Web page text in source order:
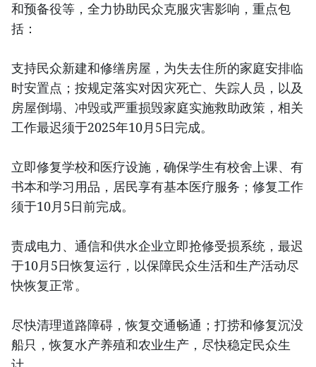
和预备役等，全力协助民众克服灾害影响，重点包
括：
支持民众新建和修缮房屋，为失去住所的家庭安排临
时安置点；按规定落实对因灾死亡、失踪人员，以及
房屋倒塌、冲毁或严重损毁家庭实施救助政策，相关
工作最迟须于2025年10月5日完成。
立即修复学校和医疗设施，确保学生有校舍上课、有
书本和学习用品，居民享有基本医疗服务；修复工作
须于10月5日前完成。
责成电力、通信和供水企业立即抢修受损系统，最迟
于10月5日恢复运行，以保障民众生活和生产活动尽
快恢复正常。
尽快清理道路障碍，恢复交通畅通；打捞和修复沉没
船只，恢复水产养殖和农业生产，尽快稳定民众生